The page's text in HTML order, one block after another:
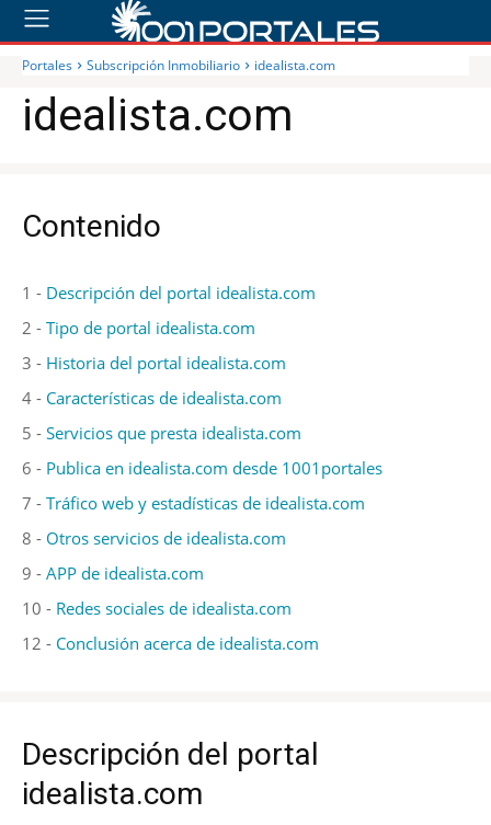
Portales Subscripción Inmobiliario idealista.com
idealista.com
Contenido
1 - Descripción del portal idealista.com
2 - Tipo de portal idealista.com
3 - Historia del portal idealista.com
4 - Características de idealista.com
5 - Servicios que presta idealista.com
6 - Publica en idealista.com desde 1001portales
7 - Tráfico web y estadísticas de idealista.com
8 - Otros servicios de idealista.com
9 - APP de idealista.com
10 - Redes sociales de idealista.com
12 - Conclusión acerca de idealista.com
Descripción del portal
idealista.com